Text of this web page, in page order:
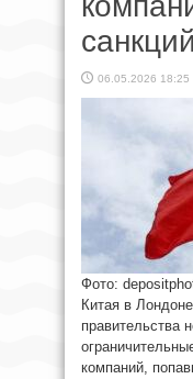
06.05.2026 18:25
Фото:
Китая в
правительства
компаний,